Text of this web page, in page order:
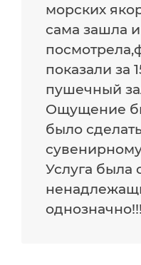
морских
сама зашла
показали за
пушечный
Ощущение
было
Услуга была